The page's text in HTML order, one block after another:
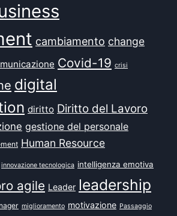
cambiamento change
Covid-19 crisi
digital
diritto Diritto del Lavoro
gestione del personale
Human Resource
innovazione tecnologica intelligenza emotiva
agile Leader leadership
miglioramento motivazione Passaggio